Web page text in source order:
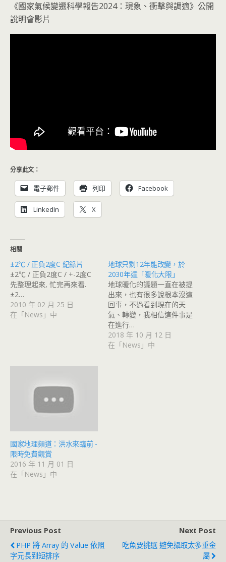
《國家氣候變遷科學報告2024：現象、衝擊與調適》公開
說明會影片
分享此文：
電子郵件 列印 Facebook
LinkedIn X
相關
±2℃ / 正負2度C 紀錄片
±2℃ / 正負2度C / +-2度C
先整理起來, 忙完再來看.
±2…
2010 年 02 月 25 日
在「News」中
地球只剩12年能改變，於
2030年達「暖化大限」
地球暖化的議題一直在被提
出來，也有很多說根本沒這
回事，不過看到現在的天
氣、轉變，我相信這件事是
在進行…
2018 年 10 月 12 日
在「News」中
國家地理頻道：洪水來臨前 -
限時免費觀賞
2016 年 11 月 01 日
在「News」中
Previous Post
PHP 將 Array 的 Value 依照
字元長到短排序
Next Post
吃魚要挑選 避免攝取太多重金
屬